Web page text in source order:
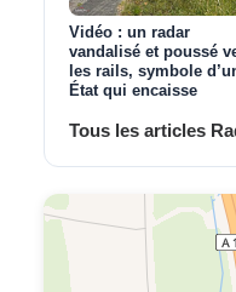
Vidéo : un radar
vandalisé et poussé
les rails, symbole
État qui encaisse
Tous les articles